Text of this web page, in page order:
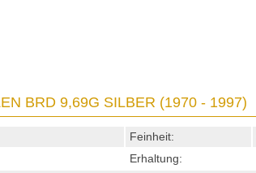
BRD 9,69G SILBER (1970 - 1997)
Feinheit:
Erhaltung: